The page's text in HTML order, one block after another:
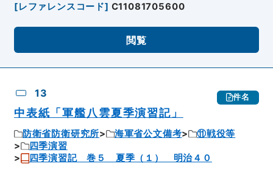
[レファレンスコード] C11081705600
閲覧
13 件名
中表紙「軍艦八雲夏季演習記」
防衛省防衛研究所 海軍省公文備考
⑪戦役等
四季演習
四季演習記 巻５ 夏季（１） 明治４０